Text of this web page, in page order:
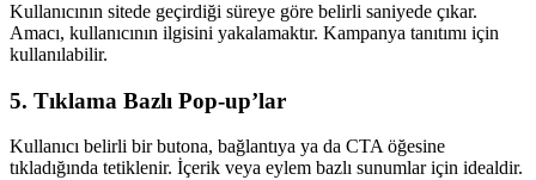
Kullanıcının sitede geçirdiği süreye göre belirli saniyede çıkar.
Amacı, kullanıcının ilgisini yakalamaktır. Kampanya tanıtımı için
kullanılabilir.
5. Tıklama Bazlı Pop-up’lar
Kullanıcı belirli bir butona, bağlantıya ya da CTA öğesine
tıkladığında tetiklenir. İçerik veya eylem bazlı sunumlar için idealdir.